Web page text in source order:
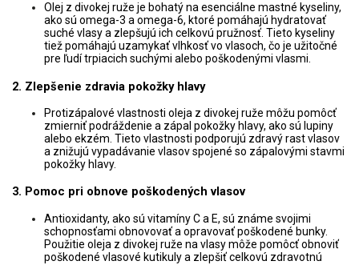
Olej z divokej ruže je bohatý na esenciálne mastné kyseliny,
ako sú omega-3 a omega-6, ktoré pomáhajú hydratovať
suché vlasy a zlepšujú ich celkovú pružnosť. Tieto kyseliny
tiež pomáhajú uzamykať vlhkosť vo vlasoch, čo je užitočné
pre ľudí trpiacich suchými alebo poškodenými vlasmi.
2. Zlepšenie zdravia pokožky hlavy
Protizápalové vlastnosti oleja z divokej ruže môžu pomôcť
zmierniť podráždenie a zápal pokožky hlavy, ako sú lupiny
alebo ekzém. Tieto vlastnosti podporujú zdravý rast vlasov
a znižujú vypadávanie vlasov spojené so zápalovými stavmi
pokožky hlavy.
3. Pomoc pri obnove poškodených vlasov
Antioxidanty, ako sú vitamíny C a E, sú známe svojimi
schopnosťami obnovovať a opravovať poškodené bunky.
Použitie oleja z divokej ruže na vlasy môže pomôcť obnoviť
poškodené vlasové kutikuly a zlepšiť celkovú zdravotnú